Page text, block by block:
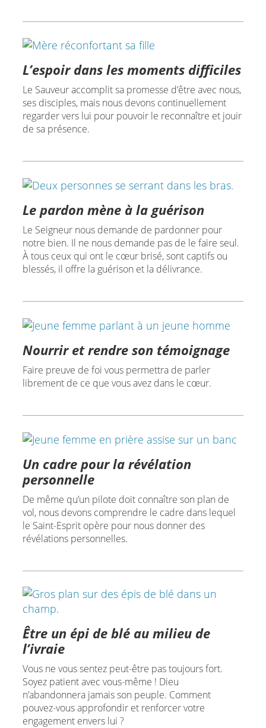
L’espoir dans les moments difficiles
Le Sauveur accomplit sa promesse d’être avec nous,
ses disciples, mais nous devons continuellement
regarder vers lui pour pouvoir le reconnaître et jouir
de sa présence.
Le pardon mène à la guérison
Le Seigneur nous demande de pardonner pour
notre bien. Il ne nous demande pas de le faire seul.
À tous ceux qui ont le cœur brisé, sont captifs ou
blessés, il offre la guérison et la délivrance.
Nourrir et rendre son témoignage
Faire preuve de foi vous permettra de parler
librement de ce que vous avez dans le cœur.
Un cadre pour la révélation
personnelle
De même qu’un pilote doit connaître son plan de
vol, nous devons comprendre le cadre dans lequel
le Saint-Esprit opère pour nous donner des
révélations personnelles.
Être un épi de blé au milieu de
l’ivraie
Vous ne vous sentez peut-être pas toujours fort.
Soyez patient avec vous-même ! Dieu
n’abandonnera jamais son peuple. Comment
pouvez-vous approfondir et renforcer votre
engagement envers lui ?